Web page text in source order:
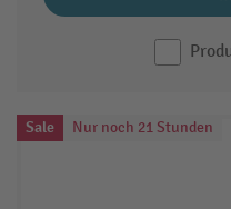
Sale Nur noch 21 Stunden